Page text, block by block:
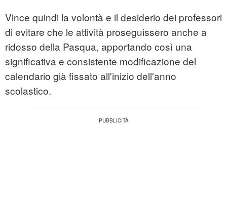
Vince quindi la volontà e il desiderio dei professori
di evitare che le attività proseguissero anche a
ridosso della Pasqua, apportando così una
significativa e consistente modificazione del
calendario già fissato all'inizio dell'anno
scolastico.